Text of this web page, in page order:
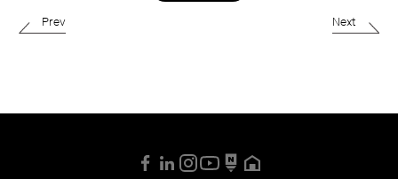
Prev Next